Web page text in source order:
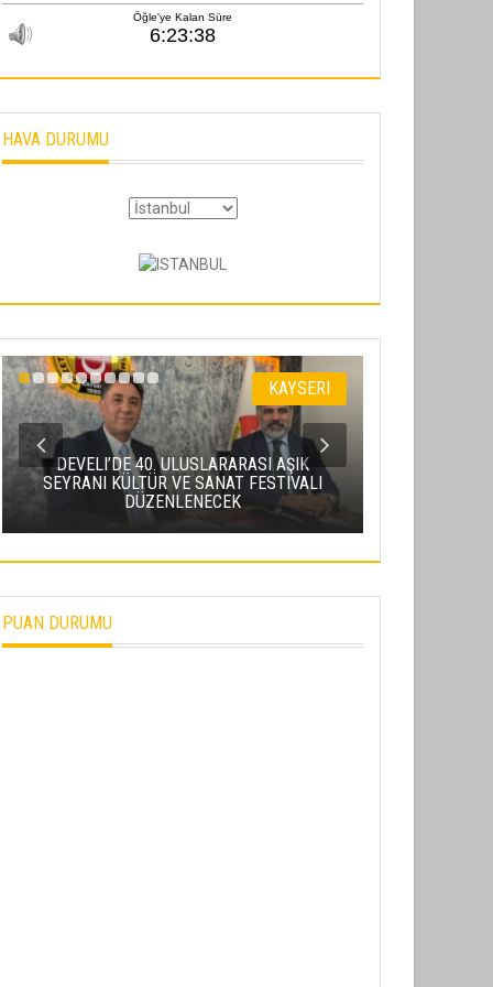
HAVA DURUMU
KAYSERI
DEVELI’DE 40. ULUSLARARASI AŞIK
SEYRANI KÜLTÜR VE SANAT FESTIVALI
DÜZENLENECEK
PUAN DURUMU